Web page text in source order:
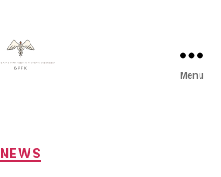
Dan
Menu
Categories
NEWS